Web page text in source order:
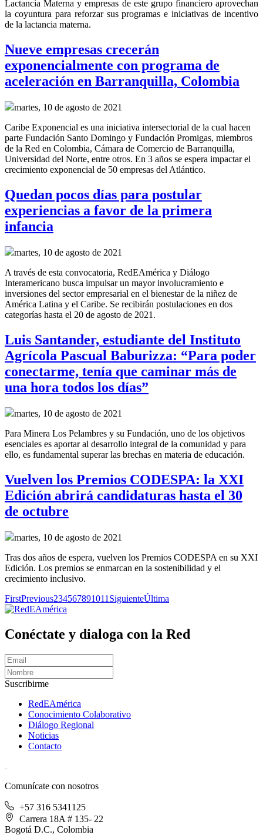
Lactancia Materna y empresas de este grupo financiero aprovechan
la coyuntura para reforzar sus programas e iniciativas de incentivo
de la lactancia materna.
Nueve empresas crecerán
exponencialmente con programa de
aceleración en Barranquilla, Colombia
martes, 10 de agosto de 2021
Caribe Exponencial es una iniciativa intersectorial de la cual hacen
parte Fundación Santo Domingo y Fundación Promigas, miembros
de la Red en Colombia, Cámara de Comercio de Barranquilla,
Universidad del Norte, entre otros. En 3 años se espera impactar el
crecimiento exponencial de 50 empresas del Atlántico.
Quedan pocos días para postular
experiencias a favor de la primera
infancia
martes, 10 de agosto de 2021
A través de esta convocatoria, RedEAmérica y Diálogo
Interamericano busca impulsar un mayor involucramiento e
inversiones del sector empresarial en el bienestar de la niñez de
América Latina y el Caribe. Se recibirán postulaciones en dos
categorías hasta el 20 de agosto de 2021.
Luis Santander, estudiante del Instituto
Agrícola Pascual Baburizza: “Para poder
conectarme, tenía que caminar más de
una hora todos los días”
martes, 10 de agosto de 2021
Para Minera Los Pelambres y su Fundación, uno de los objetivos
esenciales es aportar al desarrollo integral de la comunidad y para
ello, es fundamental superar las brechas en materia de educación.
Vuelven los Premios CODESPA: la XXI
Edición abrirá candidaturas hasta el 30
de octubre
martes, 10 de agosto de 2021
Tras dos años de espera, vuelven los Premios CODESPA en su XXI
Edición. Los premios se enmarcan en la sostenibilidad y el
crecimiento inclusivo.
FirstPrevious234567891011 SiguienteÚltima
Conéctate y dialoga con la Red
Suscribirme
RedEAmérica
Conocimiento Colaborativo
Diálogo Regional
Noticias
Contacto
Comunícate con nosotros
+57 316 5341125
Carrera 18A # 135- 22
Bogotá D.C., Colombia